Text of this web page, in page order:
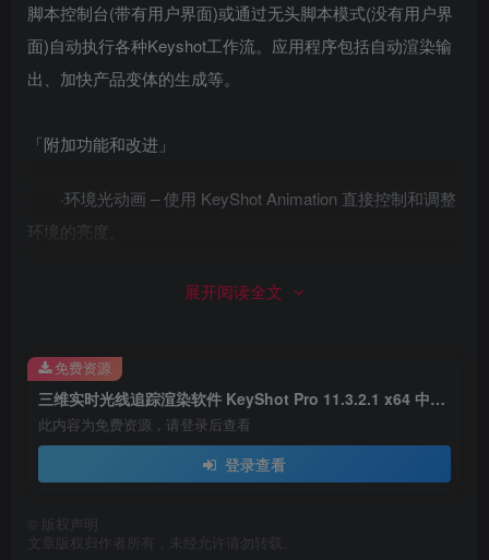
脚本控制台(带有用户界面)或通过无头脚本模式(没有用户界
面)自动执行各种Keyshot工作流。应用程序包括自动渲染输
出、加快产品变体的生成等。
「附加功能和改进」
·环境光动画 – 使用 KeyShot Animation 直接控制和调整
环境的亮度。
·可变形动画导入 – 除了 Alembic 之外，还可以导入带有
·肤色 – 从 KeyShot 材质库中拖放更广泛的肤色。
·更新的进口商 – 快捷键导入功能比以往任何时候都更强
大，具有新的和更新的导入器。
·GPU剖切材质 – 现在，在具有所有剖切选项的GPU模
式中，支持流行的剖切材质。
展开阅读全文
三维实时光线追踪渲染软件 KeyShot Pro 11.3.2.1 x64 中文破解版
此内容为免费资源，请登录后查看
登录查看
免费资源
版权声明
文章版权归作者所有，未经允许请勿转载。